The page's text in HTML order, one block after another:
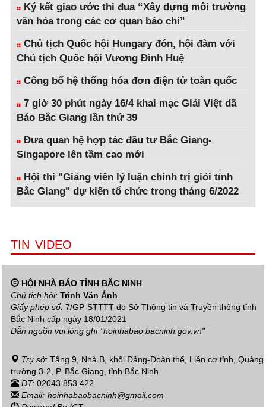
Ký kết giao ước thi đua “Xây dựng môi trường
văn hóa trong các cơ quan báo chí”
Chủ tịch Quốc hội Hungary đón, hội đàm với
Chủ tịch Quốc hội Vương Đình Huệ
Công bố hệ thống hóa đơn điện tử toàn quốc
7 giờ 30 phút ngày 16/4 khai mạc Giải Việt dã
Báo Bắc Giang lần thứ 39
Đưa quan hệ hợp tác đầu tư Bắc Giang-
Singapore lên tầm cao mới
Hội thi "Giảng viên lý luận chính trị giỏi tỉnh
Bắc Giang" dự kiến tổ chức trong tháng 6/2022
TIN VIDEO
HỘI NHÀ BÁO TỈNH BẮC NINH
Chủ tịch hội: Trịnh Văn Ánh
Giấy phép số: 7/GP-STTTT do Sở Thông tin và Truyền thông tỉnh
Bắc Ninh cấp ngày 18/01/2021
Dẫn nguồn vui lòng ghi "hoinhabao.bacninh.gov.vn"
Trụ sở: Tầng 9, Nhà B, khối Đảng-Đoàn thể, Liên cơ tỉnh, Quảng
trường 3-2, P. Bắc Giang, tỉnh Bắc Ninh
ĐT: 02043.853.422
Email: hoinhabaobacninh@gmail.com